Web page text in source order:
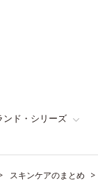
ンド・シリーズ
スキンケアのまとめ